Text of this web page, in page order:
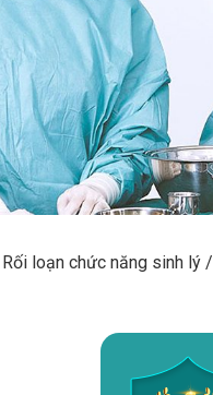
Rối loạn chức năng sinh lý /